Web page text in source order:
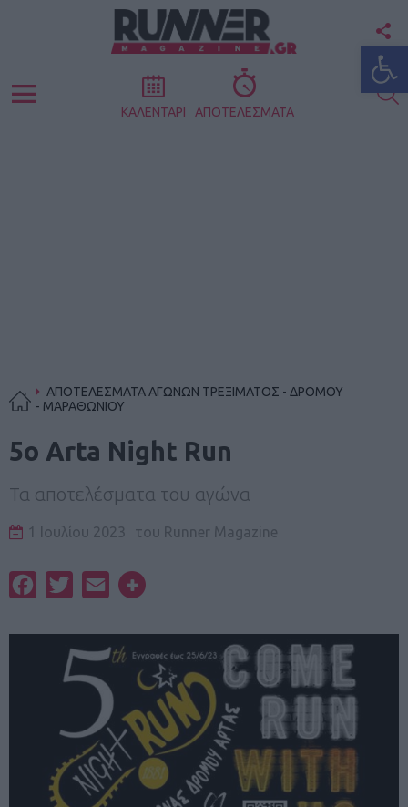
Menu ΚΑΛΕΝΤΑΡΙ ΑΠΟΤΕΛΕΣΜΑΤΑ
ΑΠΟΤΕΛΕΣΜΑΤΑ ΑΓΩΝΩΝ ΤΡΕΞΙΜΑΤΟΣ - ΔΡΟΜΟΥ
- ΜΑΡΑΘΩΝΙΟΥ
5ο Arta Night Run
Τα αποτελέσματα του αγώνα
1 Ιουλίου 2023 του Runner Magazine
FacebookTwitterEmail